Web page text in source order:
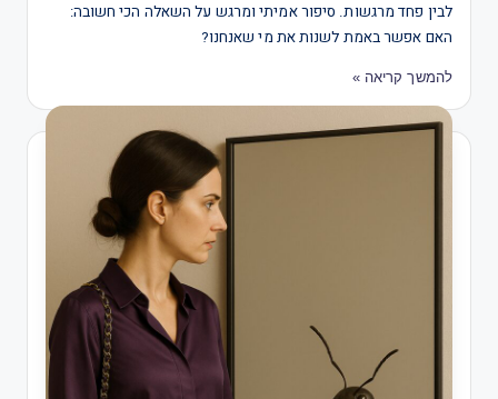
לבין פחד מרגשות. סיפור אמיתי ומרגש על השאלה הכי חשובה:
האם אפשר באמת לשנות את מי שאנחנו?
להמשך קריאה »